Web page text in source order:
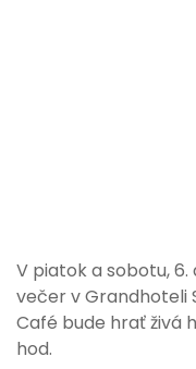
V piatok a sobotu,
večer v Grandhoteli
Café bude hrať živá
hod.